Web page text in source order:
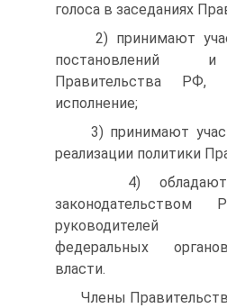
голоса в заседаниях
2) принимают
постановлений и
Правительства РФ,
исполнение;
3) принимают
реализации политики
4) обладают
законодательством
руководителей
федеральных
власти.
Члены